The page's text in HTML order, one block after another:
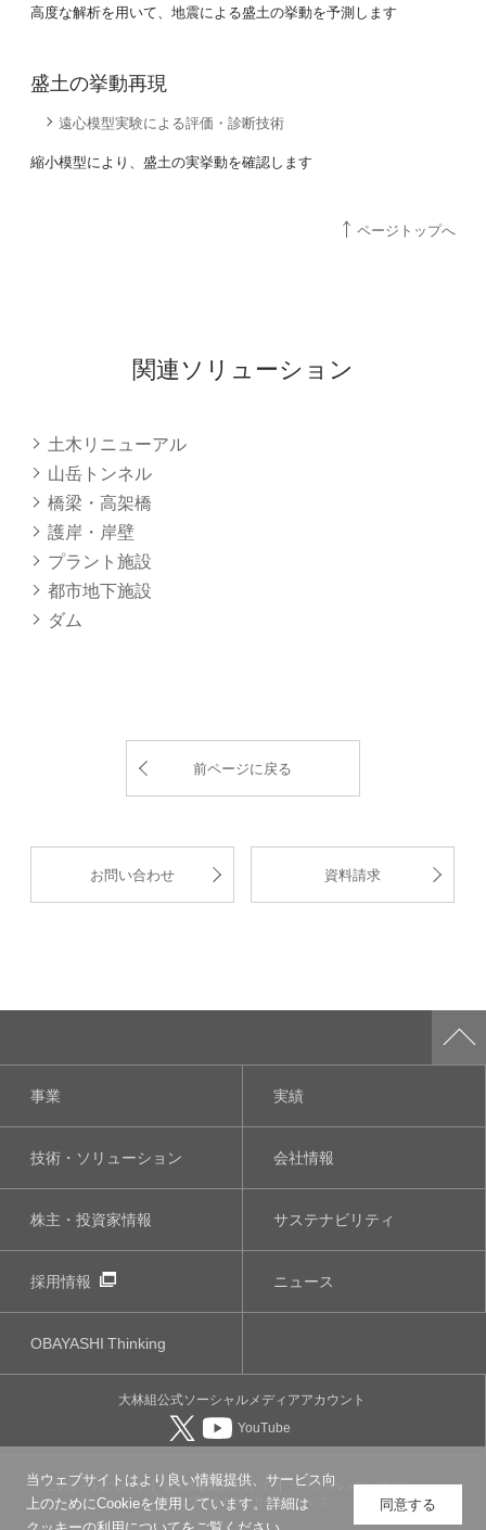
当ウェブサイトはより良い情報提供、サービス向
上のためにCookieを使用しています。詳細は
同意する
高度な解析を用いて、地震による盛土の挙動を予測します
盛土の挙動再現
遠心模型実験による評価・診断技術
縮小模型により、盛土の実挙動を確認します
ページトップへ
関連ソリューション
土木リニューアル
山岳トンネル
橋梁・高架橋
護岸・岸壁
プラント施設
都市地下施設
ダム
前ページに戻る
お問い合わせ 資料請求
事業 実績
技術・ソリューション 会社情報
株主・投資家情報 サステナビリティ
採用情報 ニュース
OBAYASHIThinking
大林組公式ソーシャルメディアアカウント
YouTube
このサイトについて 個人情報保護について
ソーシャルメディアポリシー
ウェブアクセシビリティについて